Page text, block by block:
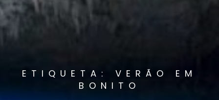
ETIQUETA: VERÃO EM
BONITO